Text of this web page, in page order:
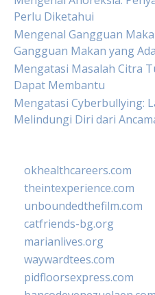
Perlu Diketahui
Mengenal Gangguan
Gangguan Makan yang
Mengatasi Masalah Citra
Dapat Membantu
Mengatasi Cyberbullying:
Melindungi Diri dari
okhealthcareers.com
theintexperience.com
unboundedthefilm.com
catfriends-bg.org
marianlives.org
waywardtees.com
pidfloorsexpress.com